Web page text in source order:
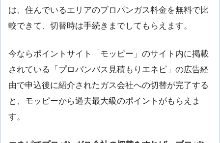
は、住んでいるエリアのプロパンガス料金を無料で比
較できて、切替時は手続きまでしてもらえます。
今ならポイントサイト「モッピー」のサイト内に掲載
されている「プロパンバス見積もりエネピ」の広告経
由で申込後に紹介されたガス会社への切替が完了する
と、モッピーから過去最大級のポイントがもらえま
す。